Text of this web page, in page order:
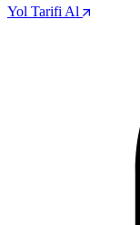
Yol Tarifi Al